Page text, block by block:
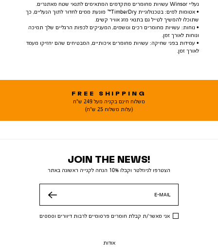
נעליי Winsor עשויות מחומרים מתקדמים המתאימים לתנאי שטח מאתגרים.
• אטומות למים: בטכנולוגיית TimberDry™ מונעת ממים לחדור לתוך הנעליים, כך
שתוכלו להמשיך לטייל גם בתנאי מזג אוויר קשים.
• נוחות: עשויות מחומרים רכים ונושמים, המעניקים לכפות הרגליים שלך תמיכה
ונוחות לאורך זמן.
• עמידות בפני שחיקה: עשויות מחומרים איכותיים, המבטיחים שהם יחזיקו מעמד
לאורך זמן.
FREE SHIPPING
משלוח חינם בקניה מעל 249 ש"ח
(עלות משלוח 25 ש"ח)
JOIN THE NEWS!
הצטרפו לניוזלטר וקבלו 10% הנחה לקנייה ראשונה באתר
E-MAIL
אני מאשר/ת קבלת חומרים פרסומיים לרבות דיוורים וסמסים
אודות